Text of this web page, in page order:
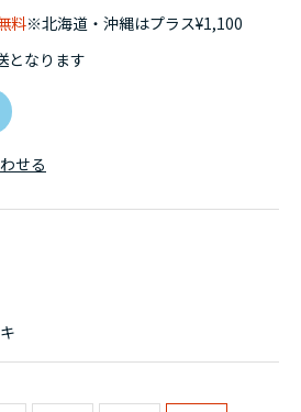
料※北海道・沖縄はプラス¥1,100
となります
せる